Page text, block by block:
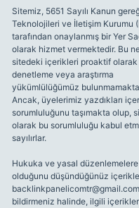
Sitemiz, 5651 Sayılı Kanun
Teknolojileri ve İletişim Kurumu
tarafından onaylanmış bir Yer
olarak hizmet vermektedir. Bu
sitedeki içerikleri proaktif olarak
denetleme veya araştırma
yükümlülüğümüz
Ancak, üyelerimiz yazdıkları
sorumluluğunu taşımakta olup,
olarak bu sorumluluğu kabul
sayılırlar.
Hukuka ve yasal düzenlemelere
olduğunu düşündüğünüz
backlinkpanelicomtr@gmail.com
bildirmeniz halinde, ilgili